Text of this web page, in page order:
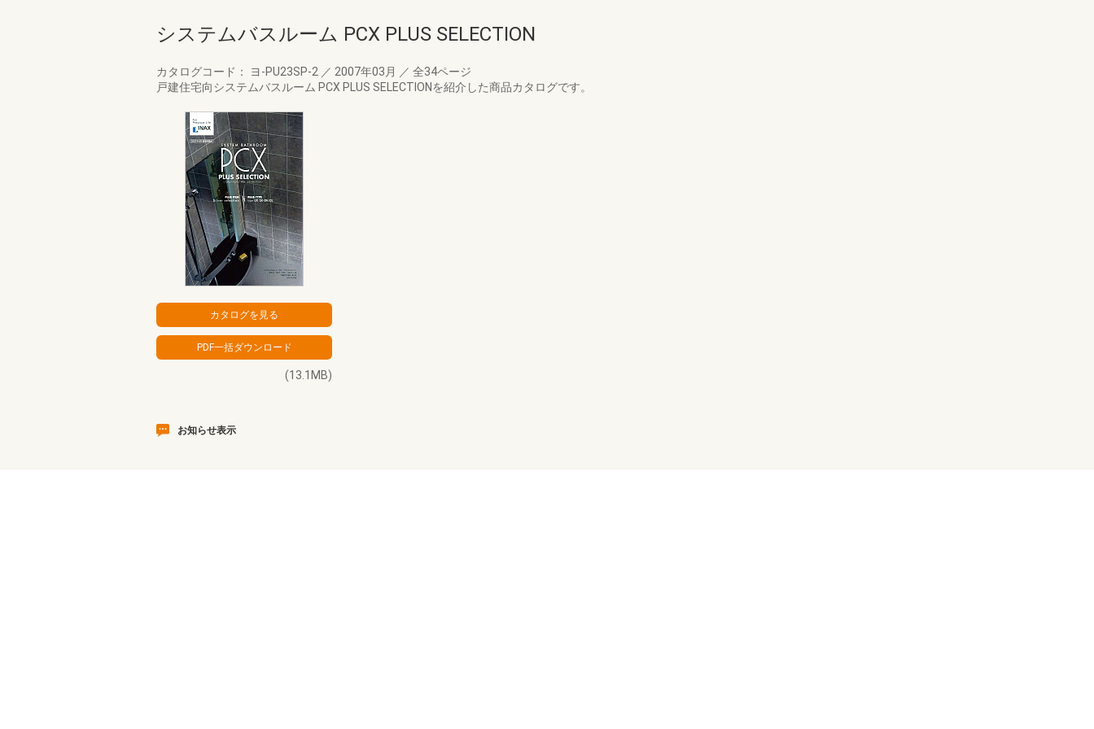
システムバスルーム PCX PLUS SELECTION
カタログコード： ヨ-PU23SP-2 ／ 2007年03月 ／ 全34ページ
戸建住宅向システムバスルーム PCX PLUS SELECTIONを紹介した商品カタログです。
(13.1MB)
お知らせ表示